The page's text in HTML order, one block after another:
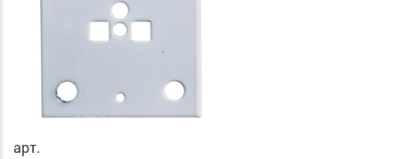
арт.